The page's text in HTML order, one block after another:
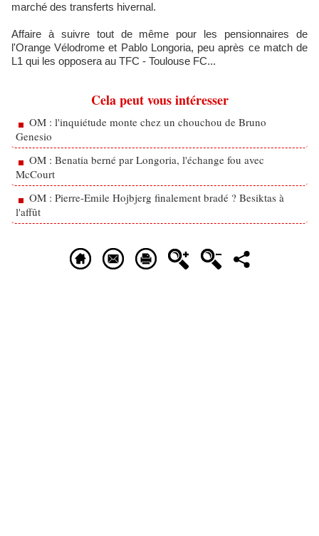
marché des transferts hivernal.
Affaire à suivre tout de même pour les pensionnaires de
l'Orange Vélodrome et Pablo Longoria, peu après ce match de
L1 qui les opposera au TFC - Toulouse FC...
Cela peut vous intéresser
OM : l'inquiétude monte chez un chouchou de Bruno
Genesio
OM : Benatia berné par Longoria, l'échange fou avec
McCourt
OM : Pierre-Emile Hojbjerg finalement bradé ? Besiktas à
l'affût